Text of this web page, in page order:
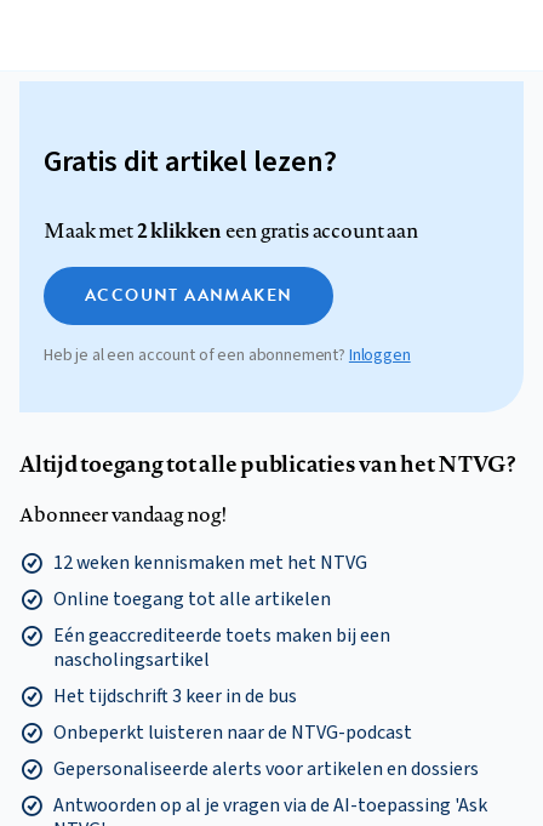
Gratis dit artikel lezen?
Maak met2 klikkeneen gratis account aan
ACCOUNT AANMAKEN
Heb je al een account of een abonnement? Inloggen
Altijd toegang tot alle publicaties van het NTVG?
Abonneer vandaag nog!
12 weken kennismaken met het NTVG
Online toegang tot alle artikelen
Eén geaccrediteerde toets maken bij een
nascholingsartikel
Het tijdschrift 3 keer in de bus
Onbeperkt luisteren naar de NTVG-podcast
Gepersonaliseerde alerts voor artikelen en dossiers
Antwoorden op al je vragen via de AI-toepassing 'Ask